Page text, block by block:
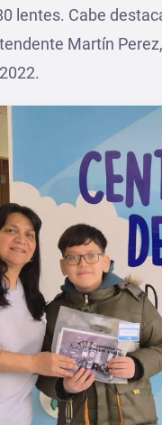
lentes. Cabe
Martín